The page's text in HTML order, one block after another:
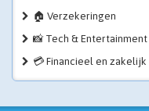
🏠 Verzekeringen
📸 Tech & Entertainment
💳 Financieel en zakelijk